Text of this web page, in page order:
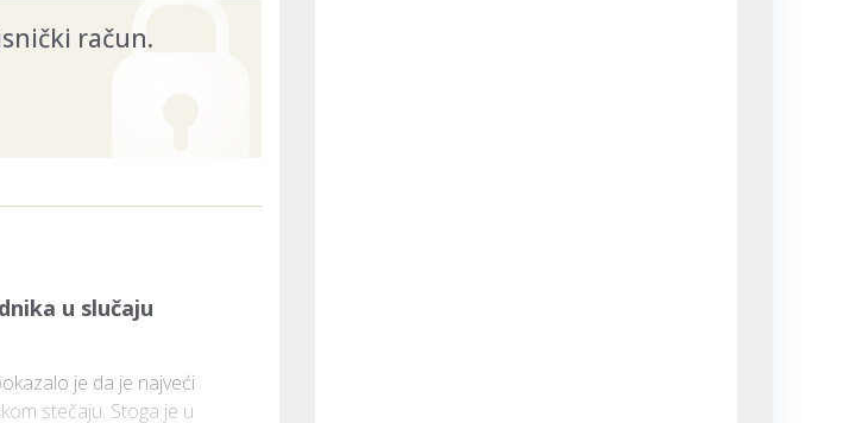
račun.
u slučaju
je da je najveći
stečaju. Stoga je u